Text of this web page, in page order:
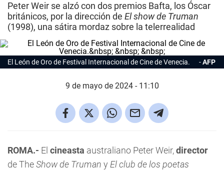
Peter Weir se alzó con dos premios Bafta, los Óscar
británicos, por la dirección de El show de Truman
(1998), una sátira mordaz sobre la telerrealidad
El León de Orode Festival Internacional de Cine de Venecia. AFP
9 de mayo de 2024 - 11:10
ROMA.- El cineasta australiano Peter Weir,director
de TheShow de Truman y El club de los poetas